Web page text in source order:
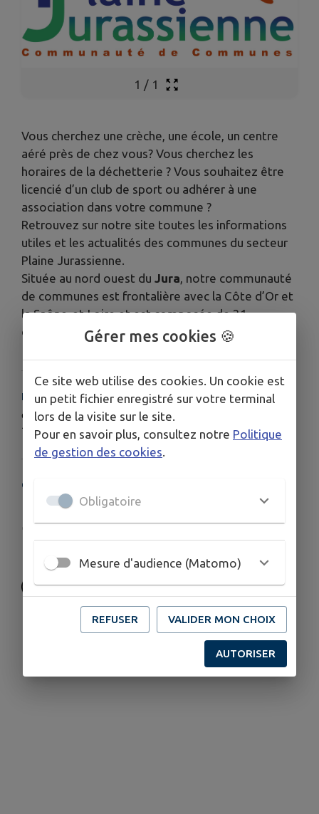
1 / 1
Vous cherchez une crèche, une école, un centre
aéré près de chez vous? Vous cherchez les
horaires de la déchetterie ? Vous souhaitez être
licencié d’un club de sport ou adhérer à une
association dans votre commune ?
Retrouvez sur notre site toutes les informations
utiles et les actualités des communes du secteur
Plaine Jurassienne.
Située au nord ouest du Jura , notre communauté
de communes est frontalière avec la Côte d’Or et
la Saône-et-Loire et est composée de 21
communes.
HORAIRES
du lundi au jeudi : 9h à 12h et 14h à 17h - Vendredi : 9h à
12h et 14h à 16h
COORDONNÉES
3 place du Collège 39120 CHAUSSIN
Gérer mes cookies 🍪
Ce site web utilise des cookies. Un cookie est
un petit fichier enregistré sur votre terminal
lors de la visite sur le site.
Pour en savoir plus, consultez notre Politique
de gestion des cookies.
Obligatoire
Mesure d'audience (Matomo)
REFUSER VALIDER MON CHOIX
AUTORISER